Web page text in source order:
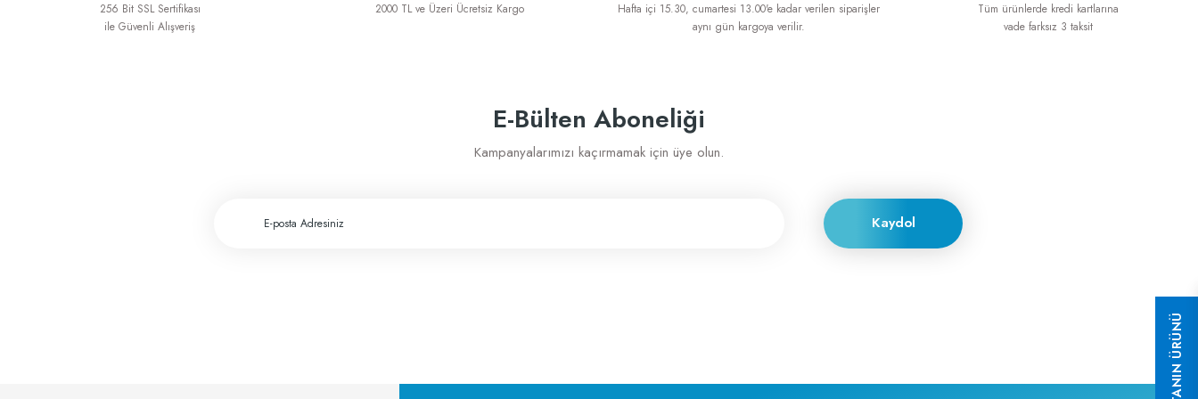
HAFTANIN ÜRÜNÜ
Greftburada çok profesyonel bir şirket bu sektörün lokomotifi olabilecek potansiyele sahip
256 Bit SSL Sertifikası
ile Güvenli Alışveriş
2000 TL ve Üzeri Ücretsiz Kargo
Hafta içi 15.30, cumartesi 13.00'e kadar verilen siparişler
aynı gün kargoya verilir.
Tüm ürünlerde kredi kartlarına
vade farksız 3 taksit
E-Bülten Aboneliği
Kampanyalarımızı kaçırmamak için üye olun.
Kaydol